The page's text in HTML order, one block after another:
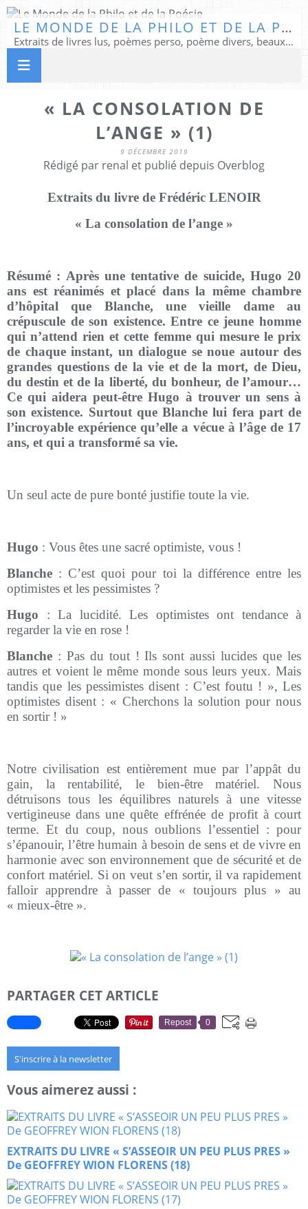
LE MONDE DE LA PHILO ET DE LA POÉSIE
Extraits de livres lus, poèmes perso, poème divers, beaux textes...
« LA CONSOLATION DE
L’ANGE » (1)
9 DÉCEMBRE 2019
Rédigé par renal et publié depuis Overblog
Extraits du livre de Frédéric LENOIR
« La consolation de l’ange »
Résumé : Après une tentative de suicide, Hugo 20
ans est réanimés et placé dans la même chambre
d’hôpital que Blanche, une vieille dame au
crépuscule de son existence. Entre ce jeune homme
qui n’attend rien et cette femme qui mesure le prix
de chaque instant, un dialogue se noue autour des
grandes questions de la vie et de la mort, de Dieu,
du destin et de la liberté, du bonheur, de l’amour…
Ce qui aidera peut-être Hugo à trouver un sens à
son existence. Surtout que Blanche lui fera part de
l’incroyable expérience qu’elle a vécue à l’âge de 17
ans, et qui a transformé sa vie.
Un seul acte de pure bonté justifie toute la vie.
Hugo : Vous êtes une sacré optimiste, vous !
Blanche : C’est quoi pour toi la différence entre les
optimistes et les pessimistes ?
Hugo : La lucidité. Les optimistes ont tendance à
regarder la vie en rose !
Blanche : Pas du tout ! Ils sont aussi lucides que les
autres et voient le même monde sous leurs yeux. Mais
tandis que les pessimistes disent : C’est foutu ! », Les
optimistes disent : « Cherchons la solution pour nous
en sortir ! »
Notre civilisation est entièrement mue par l’appât du
gain, la rentabilité, le bien-être matériel. Nous
détruisons tous les équilibres naturels à une vitesse
vertigineuse dans une quête effrénée de profit à court
terme. Et du coup, nous oublions l’essentiel : pour
s’épanouir, l’être humain à besoin de sens et de vivre en
harmonie avec son environnement que de sécurité et de
confort matériel. Si on veut s’en sortir, il va rapidement
falloir apprendre à passer de « toujours plus » au
« mieux-être ».
PARTAGER CET ARTICLE
Repost 0
S'inscrire à la newsletter
Vous aimerez aussi :
EXTRAITS DU LIVRE « S’ASSEOIR UN PEU PLUS PRES »
De GEOFFREY WION FLORENS (18)